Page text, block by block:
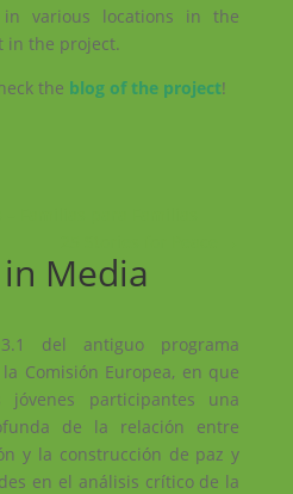
various locations in the
in the project.
the blog of the project!
in Media
del antiguo programa
Comisión Europea, en que
participantes una
de la relación entre
y la construcción de paz y
en el análisis crítico de la